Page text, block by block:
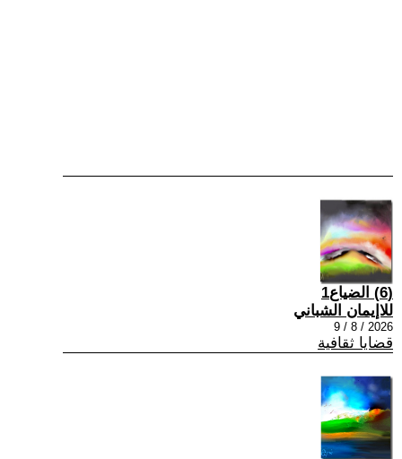
(6) الضياع1
للاإيمان الشباني
2026 / 8 / 9
قضايا ثقافية